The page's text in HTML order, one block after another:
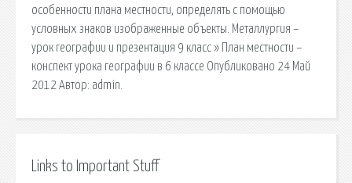
особенности плана местности, определять с помощью
условных знаков изображенные объекты. Металлургия –
урок географии и презентация 9 класс » План местности –
конспект урока географии в 6 классе Опубликовано 24 Май
2012 Автор: admin.
Links to Important Stuff